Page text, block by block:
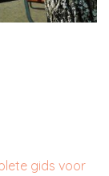
gids voor